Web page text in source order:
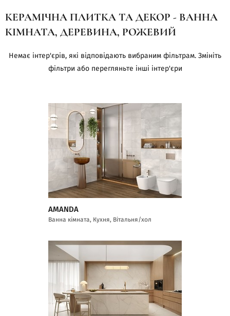
КЕРАМІЧНА ПЛИТКА ТА ДЕКОР - ВАННА
КІМНАТА, ДЕРЕВИНА, РОЖЕВИЙ
Немає інтер'єрів, які відповідають вибраним фільтрам. Змініть
фільтри або перегляньте інші інтер'єри
AMANDA
Ванна кімната, Кухня, Вітальня/хол